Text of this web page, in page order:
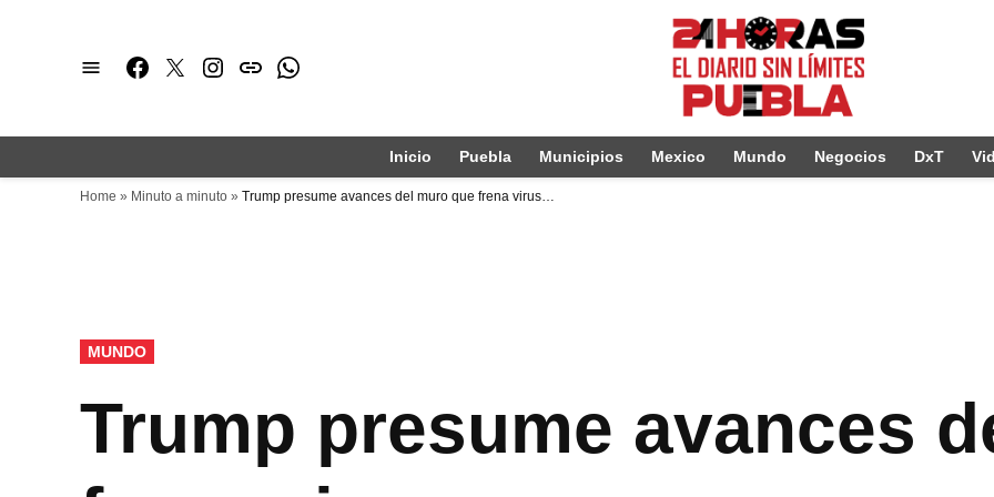
Facebook
TwitterInstagram
issuuWhatsapp
Inicio Puebla Municipios Mexico Mundo Negocios DxT
Home » Minuto a minuto » Trump presume avances del muro que frena virus…
PUBLICADO
EN
MUNDO
Trump presume avances